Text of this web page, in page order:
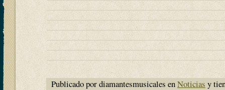
Publicado por diamantesmusicales enNoticias y